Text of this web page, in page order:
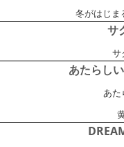
冬がはじま
サ
サ
あたらし
あた